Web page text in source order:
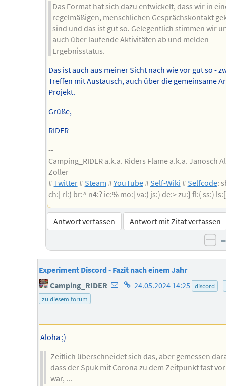
Das Format hat sich dazu entwickelt, dass wir in
regelmäßigen, menschlichen Gesprächskontakt
sind und das ist gut so. Gelegentlich stimmen wir
auch über laufende Aktivitäten ab und melden
Ergebnisstatus.
Das ist auch aus meiner Sicht nach wie vor gut so -
Treffen mit Austausch, auch über die gemeinsame
Projekt.
Grüße,
RIDER
--
Camping_RIDER a.k.a. Riders Flame a.k.a. Janosch
Zoller
#Twitter# Steam #YouTube# Self-Wiki # Selfcode:
ch:| rl:) br:^ n4:? ie:% mo:| va:) js:) de:> zu:} fl:( ss:) ls:[
Antwort verfassen Antwort mit Zitat verfassen
Experiment Discord - Fazit nach einem Jahr
Camping_RIDER E-
Homepage
24.05.2024 14:25 discord
zu diesem forum
Aloha ;)
Zeitlich überschneidet sich das, aber gemessen
dass der Spuk mit Corona zu dem Zeitpunkt fast
war, ...